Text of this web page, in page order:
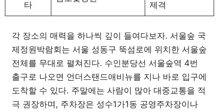
타
제격
각 장소의 매력을 하나씩 깊이 들여다보자. 서울숲 국
제정원박람회는 서울 성동구 뚝섬로에 위치한 서울숲
전체를 무대로 펼쳐진다. 수인분당선 서울숲역 4번
출구로 나오면 언더스탠드애비뉴를 지나 바로 입구에
도착할 수 있다. 주말에는 사람이 많아 대중교통을 적
극 권장하며, 주차장은 성수1가1동 공영주차장이나